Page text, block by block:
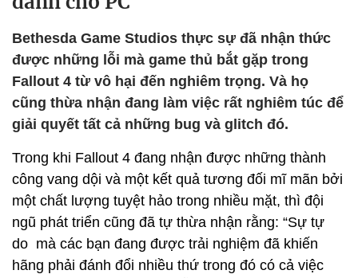
Bethesda Game Studios thực sự đã nhận thức
được những lỗi mà game thủ bắt gặp trong
Fallout 4 từ vô hại đến nghiêm trọng. Và họ
cũng thừa nhận đang làm việc rất nghiêm túc để
giải quyết tất cả những bug và glitch đó.
Trong khi Fallout 4 đang nhận được những thành
công vang dội và một kết quả tương đối mĩ mãn bởi
một chất lượng tuyệt hảo trong nhiều mặt, thì đội
ngũ phát triển cũng đã tự thừa nhận rằng: “Sự tự
do mà các bạn đang được trải nghiệm đã khiến
hãng phải đánh đổi nhiều thứ trong đó có cả việc